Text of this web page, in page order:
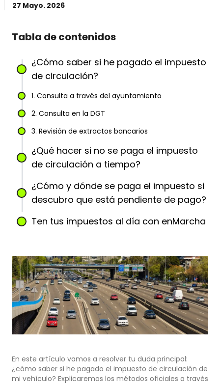
27 Mayo. 2026
Tabla de contenidos
¿Cómo saber si he pagado el impuesto
de circulación?
1. Consulta a través del ayuntamiento
2. Consulta en la DGT
3. Revisión de extractos bancarios
¿Qué hacer si no se paga el impuesto
de circulación a tiempo?
¿Cómo y dónde se paga el impuesto si
descubro que está pendiente de pago?
Ten tus impuestos al día con enMarcha
En este artículo vamos a resolver tu duda principal:
¿cómo saber si he pagado el impuesto de circulación de
mi vehículo? Explicaremos los métodos oficiales a través